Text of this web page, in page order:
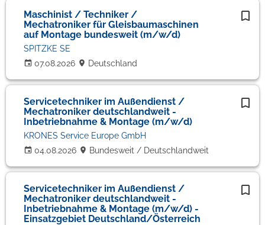
Maschinist / Techniker /
Mechatroniker für Gleisbaumaschinen
auf Montage bundesweit (m/w/d)
07.08.2026
SPITZKE SE
Deutschland
Servicetechniker im Außendienst /
Mechatroniker deutschlandweit -
Inbetriebnahme & Montage (m/w/d)
04.08.2026
KRONES Service Europe GmbH
Bundesweit / Deutschlandweit
Servicetechniker im Außendienst /
Mechatroniker deutschlandweit -
Inbetriebnahme & Montage (m/w/d) -
Einsatzgebiet Deutschland/Österreich